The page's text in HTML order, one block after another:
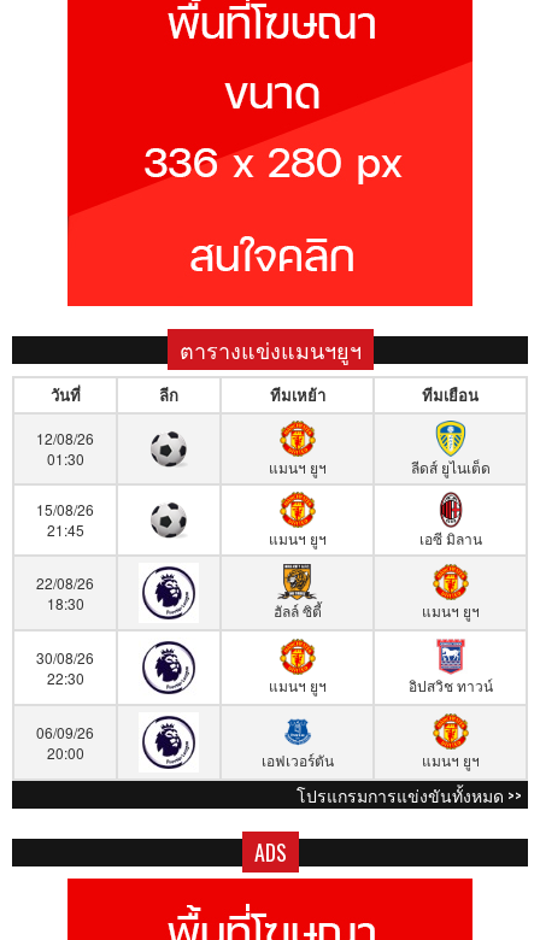
ตารางแข่งแมนฯยูฯ
วันที่ ลีก ทีมเหย้า ทีมเยือน
12/08/26
01:30
แมนฯ ยูฯ ลีดส์ ยูไนเต็ด
15/08/26
21:45
แมนฯ ยูฯ เอซี มิลาน
22/08/26
18:30
ฮัลล์ ซิตี้ แมนฯ ยูฯ
30/08/26
22:30
แมนฯ ยูฯ อิปสวิช ทาวน์
06/09/26
20:00
เอฟเวอร์ตัน แมนฯ ยูฯ
โปรแกรมการแข่งขันทั้งหมด >>
ADS